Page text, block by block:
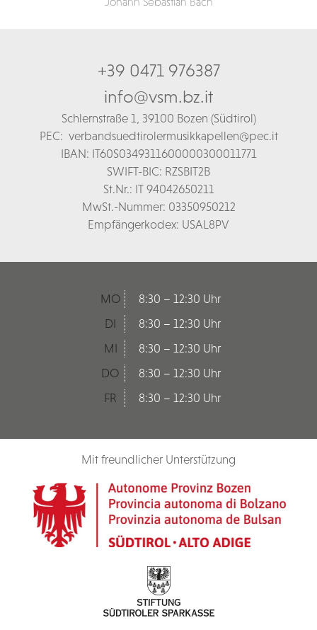
+39 0471 976387
info@vsm.bz.it
Schlernstraße 1, 39100 Bozen (Südtirol)
PEC: verbandsuedtirolermusikkapellen@pec.it
IBAN: IT60S0349311600000300011771
SWIFT-BIC: RZSBIT2B
St.Nr.: IT 94042650211
MwSt.-Nummer: 03350950212
Empfängerkodex: USAL8PV
MO
8:30 – 12:30 Uhr
DI
8:30 – 12:30 Uhr
MI
8:30 – 12:30 Uhr
DO
8:30 – 12:30 Uhr
FR
8:30 – 12:30 Uhr
Mit freundlicher Unterstützung